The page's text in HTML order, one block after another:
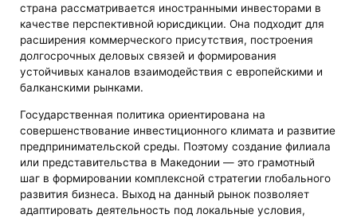
страна рассматривается иностранными инвесторами в
качестве перспективной юрисдикции. Она подходит для
расширения коммерческого присутствия, построения
долгосрочных деловых связей и формирования
устойчивых каналов взаимодействия с европейскими и
балканскими рынками.
Государственная политика ориентирована на
совершенствование инвестиционного климата и развитие
предпринимательской среды. Поэтому создание филиала
или представительства в Македонии — это грамотный
шаг в формировании комплексной стратегии глобального
развития бизнеса. Выход на данный рынок позволяет
адаптировать деятельность под локальные условия,